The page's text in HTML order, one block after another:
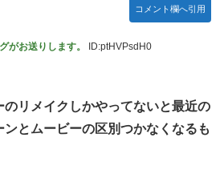
コメント欄へ引用
がお送りします。 ID:ptHVPsdH0
のリメイクしかやってないと最近の
とムービーの区別つかなくなるも